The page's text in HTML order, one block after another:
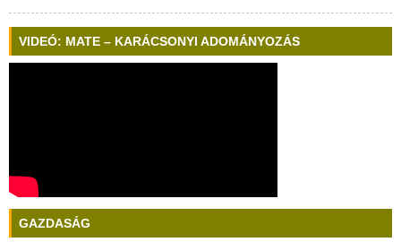
VIDEÓ: MATE – KARÁCSONYI ADOMÁNYOZÁS
GAZDASÁG